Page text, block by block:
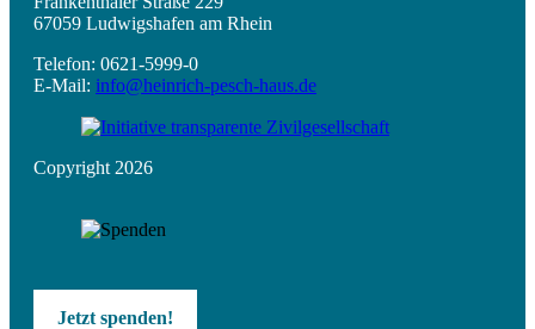
67059 Ludwigshafen am Rhein
Telefon: 0621-5999-0
E-Mail: info@heinrich-pesch-haus.de
Copyright 2026
Jetzt spenden!